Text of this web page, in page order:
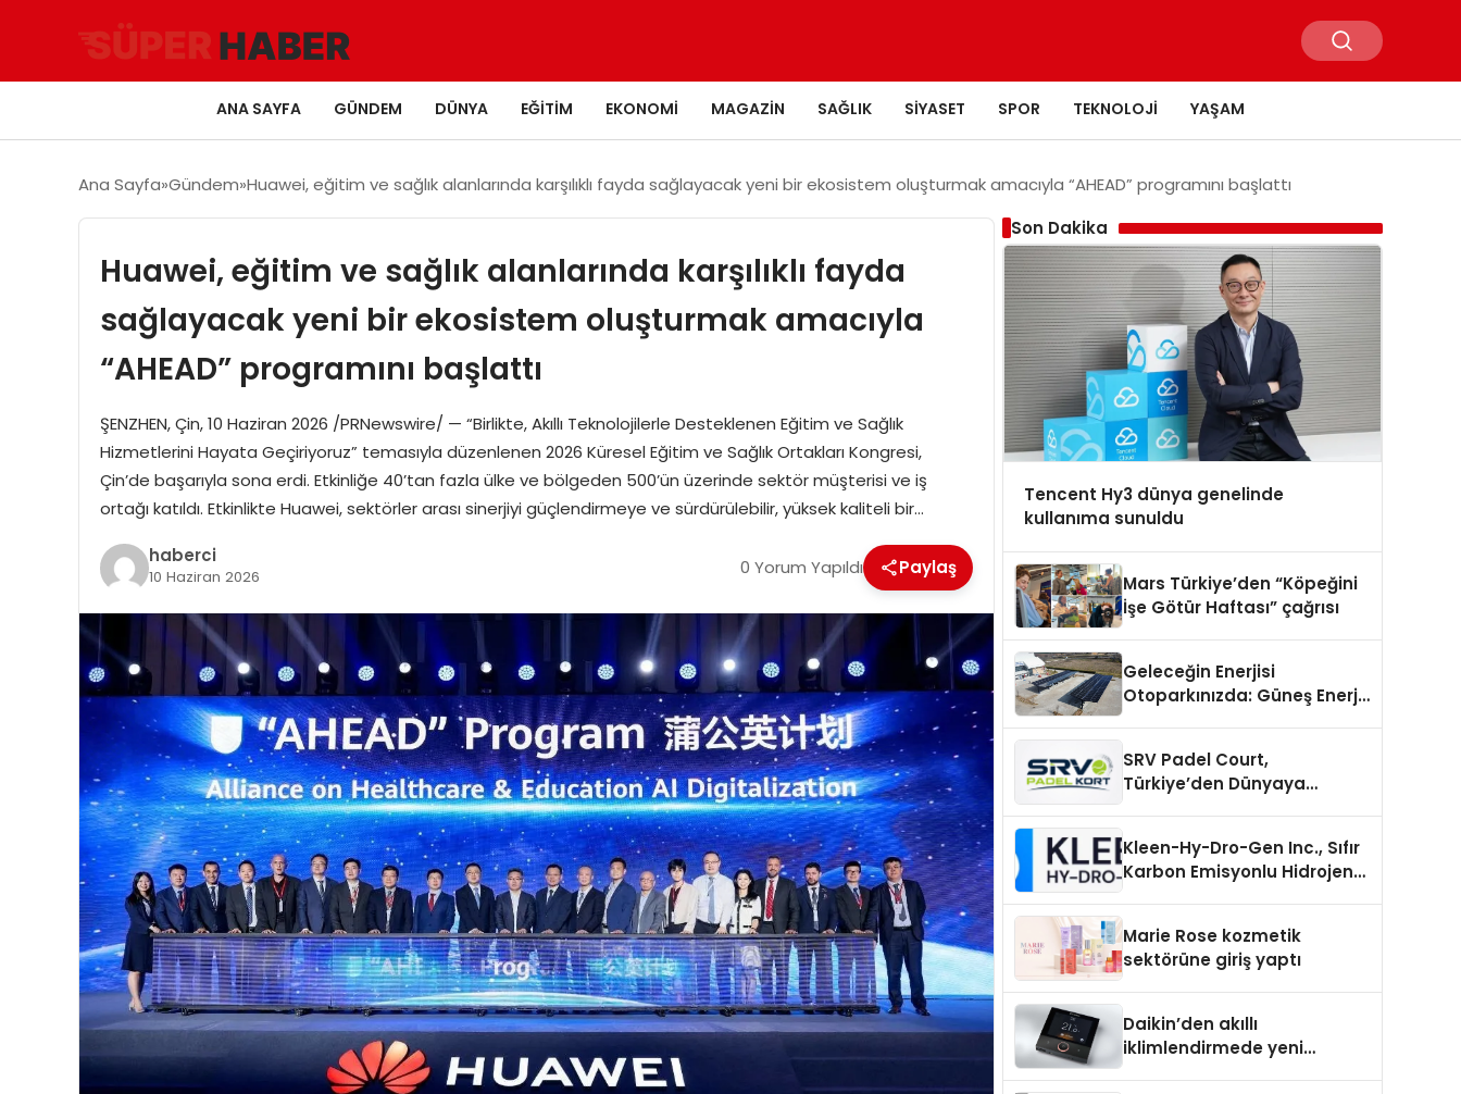
ANA SAYFA GÜNDEM DÜNYA EĞITIM EKONOMI MAGAZIN SAĞLIK SIYASET SPOR TEKNOLOJI YAŞAM
Ana Sayfa Gündem Huawei, eğitim ve sağlık alanlarında karşılıklı fayda sağlayacak yeni bir ekosistem oluşturmak amacıyla “AHEAD” programını başlattı
Huawei, eğitim ve sağlık alanlarında karşılıklı fayda
sağlayacak yeni bir ekosistem oluşturmak amacıyla
“AHEAD” programını başlattı
ŞENZHEN, Çin, 10 Haziran 2026 /PRNewswire/ — “Birlikte, Akıllı Teknolojilerle Desteklenen Eğitim ve Sağlık
Hizmetlerini Hayata Geçiriyoruz” temasıyla düzenlenen 2026 Küresel Eğitim ve Sağlık Ortakları Kongresi,
Çin’de başarıyla sona erdi. Etkinliğe 40’tan fazla ülke ve bölgeden 500’ün üzerinde sektör müşterisi ve iş
ortağı katıldı. Etkinlikte Huawei, sektörler arası sinerjiyi güçlendirmeye ve sürdürülebilir, yüksek kaliteli bir…
haberci
10 Haziran 2026 0 Yorum Yapıldı Paylaş
Son Dakika
Tencent Hy3 dünya genelinde
kullanıma sunuldu
Mars Türkiye’den “Köpeğini
İşe Götür Haftası” çağrısı
Geleceğin Enerjisi
Otoparkınızda: Güneş Enerjili
SRV Padel Court,
Türkiye’den Dünyaya
Kleen-Hy-Dro-Gen Inc., Sıfır
Karbon Emisyonlu Hidrojen
Aldı
Marie Rose kozmetik
sektörüne giriş yaptı
Daikin’den akıllı
iklimlendirmede yeni